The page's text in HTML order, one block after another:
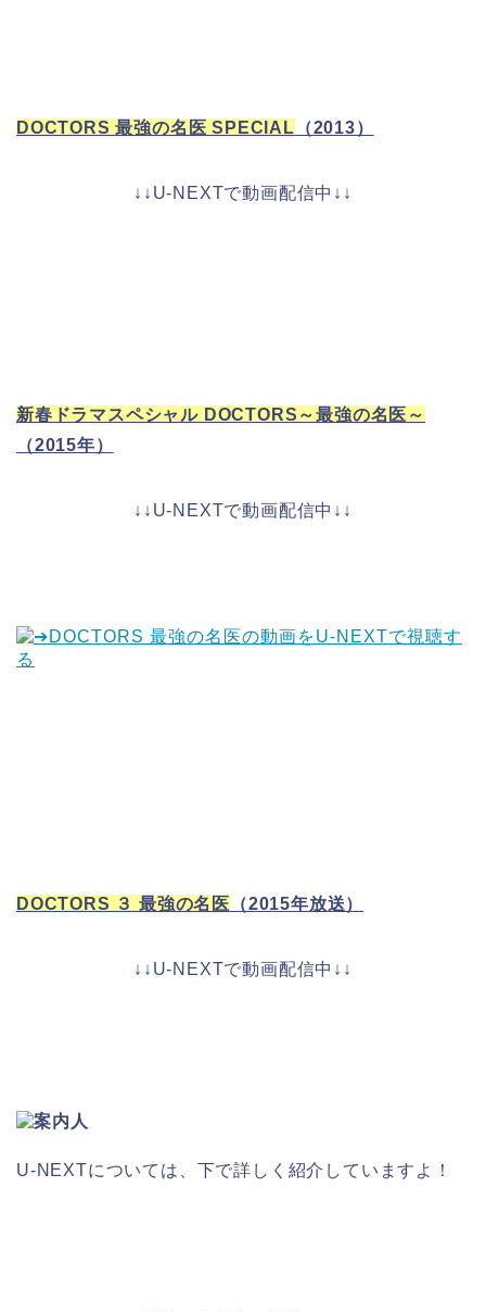
DOCTORS 最強の名医 SPECIAL （2013）
↓↓U-NEXTで動画配信中↓↓
新春ドラマスペシャル DOCTORS～最強の名医～
（2015年）
↓↓U-NEXTで動画配信中↓↓
DOCTORS ３ 最強の名医 （2015年放送）
↓↓U-NEXTで動画配信中↓↓
U-NEXTについては、下で詳しく紹介していますよ！